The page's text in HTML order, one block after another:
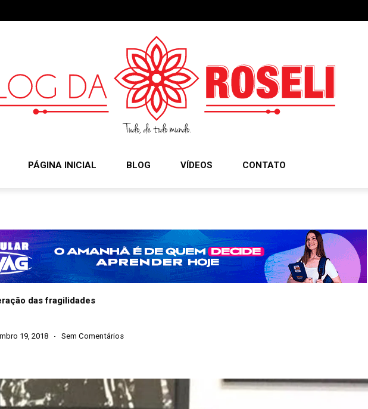
PÁGINA INICIAL BLOG VÍDEOS CONTATO
das fragilidades
19, 2018 Sem Comentários